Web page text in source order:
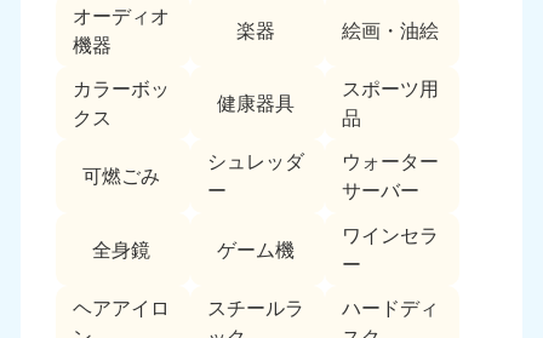
オーディオ
機器
楽器 絵画・油絵
カラーボッ
クス
健康器具
スポーツ用
品
可燃ごみ
シュレッダ
ー
ウォーター
サーバー
全身鏡 ゲーム機
ワインセラ
ー
ヘアアイロ
スチールラ
ハードディ
050-1881-5277
9:00〜19:00 年中無休
050-1881-5276
9:00〜19:00 年中無休
岩手県
050-1881-5274
秋田県
050-1881-5275
050-1881-5273
9:00〜19:00 年中無休
宮城県
050-1881-5272
9:00〜19:00 年中無休